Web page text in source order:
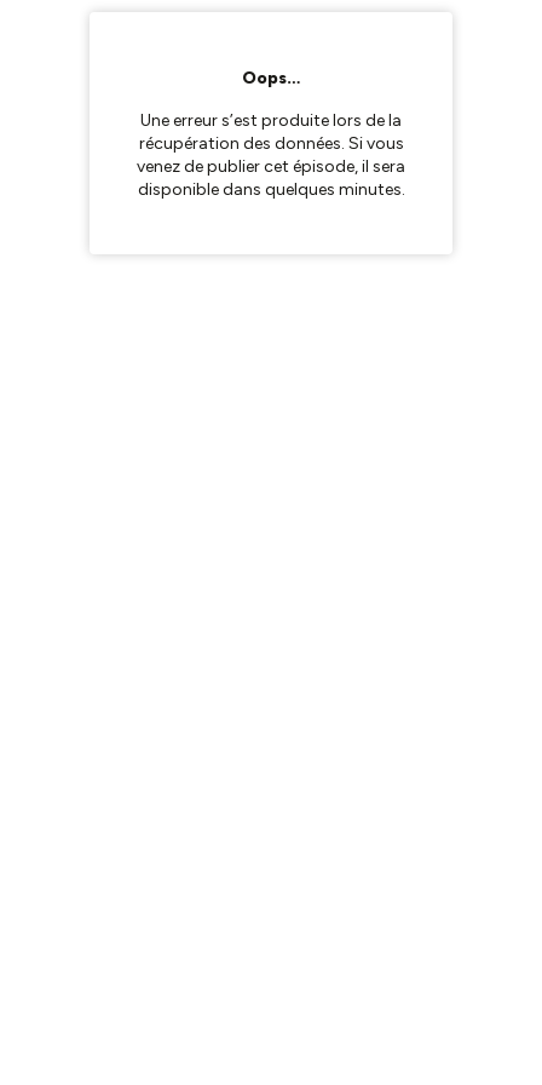
Oops…
Une erreur s’est produite lors de la
récupération des données. Si vous
venez de publier cet épisode, il sera
disponible dans quelques minutes.